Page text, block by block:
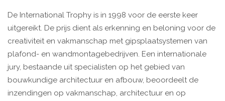
De International Trophy is in 1998 voor de eerste keer
uitgereikt. De prijs dient als erkenning en beloning voor de
creativiteit en vakmanschap met gipsplaatsystemen van
plafond- en wandmontagebedrijven. Een internationale
jury, bestaande uit specialisten op het gebied van
bouwkundige architectuur en afbouw, beoordeelt de
inzendingen op vakmanschap, architectuur en op